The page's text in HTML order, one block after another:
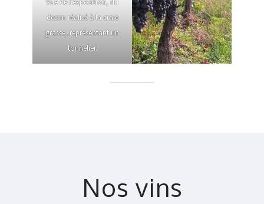
Vue de l’exposition, du
dessin réalisé à la craie
grasse, représentant un
tonnelier.
Nos vins